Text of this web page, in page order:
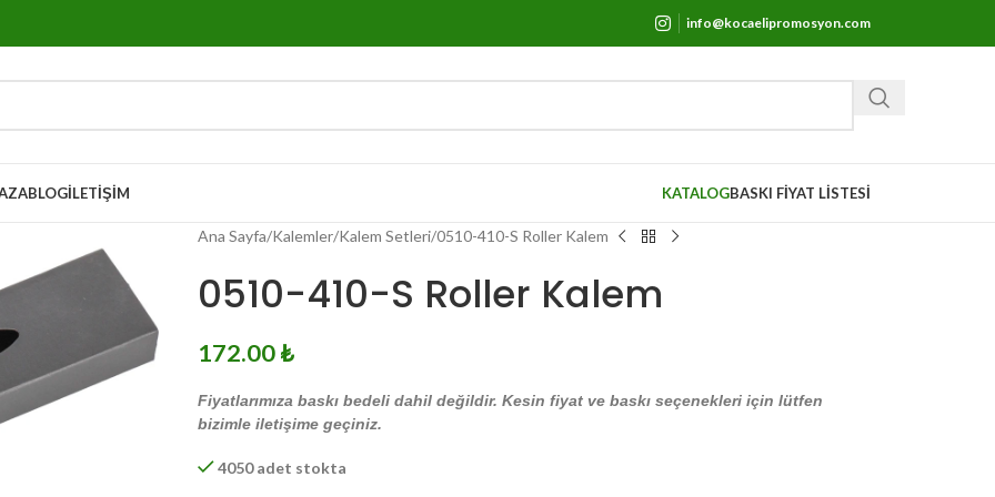
info@kocaelipromosyon.com
BLOGİLETIŞIM KATALOGBASKI FİYAT LİSTESİ
Ana Sayfa Kalemler Kalem Setleri 0510-410-S Roller Kalem
0510-410-S Roller Kalem
172.00₺
Fiyatlarımıza baskı bedeli dahil değildir. Kesin fiyat ve baskı seçenekleri için lütfen
bizimle iletişime geçiniz.
4050 adet stokta